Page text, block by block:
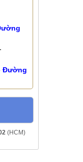
Đường
(HCM)